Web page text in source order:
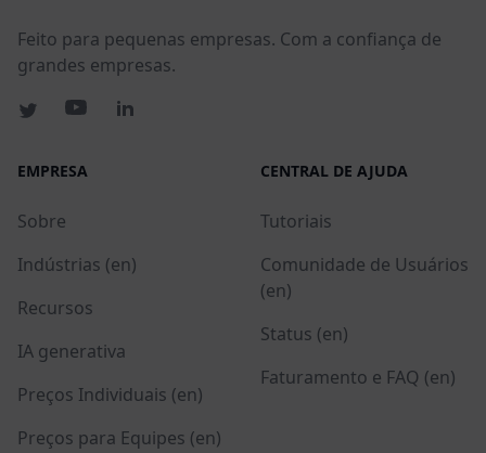
Feito para pequenas empresas. Com a confiança de
grandes empresas.
EMPRESA
Sobre
Indústrias (en)
Recursos
IA generativa
Preços Individuais (en)
Preços para Equipes (en)
CENTRAL DE AJUDA
Tutoriais
Comunidade de Usuários
(en)
Status (en)
Faturamento e FAQ (en)